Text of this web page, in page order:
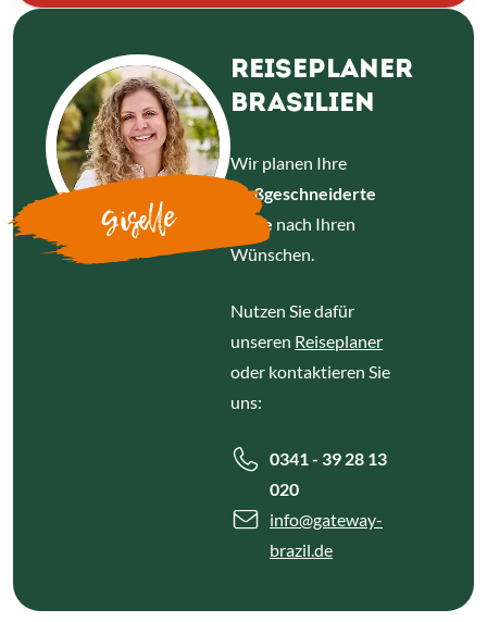
Giselle
REISEPLANER
BRASILIEN
Wir planen Ihre
maßgeschneiderte
Reise nach Ihren
Wünschen.
Nutzen Sie dafür
unseren Reiseplaner
oder kontaktieren Sie
uns:
0341 - 39 28 13
020
info@gateway-
brazil.de